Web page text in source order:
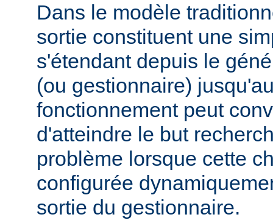
Dans le modèle
sortie constituent une
s'étendant depuis le
(ou gestionnaire)
fonctionnement peut
d'atteindre le but
problème lorsque cette
configurée
sortie du gestionnaire.